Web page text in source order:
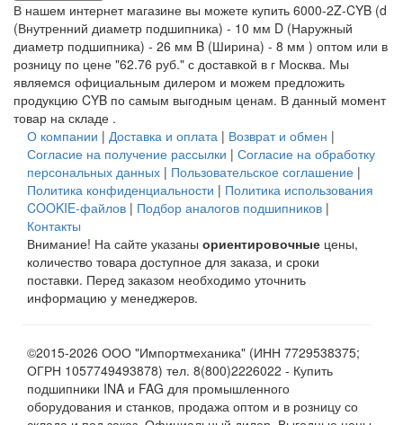
В нашем интернет магазине вы можете купить 6000-2Z-CYB (d
(Внутренний диаметр подшипника) - 10 мм D (Наружный
диаметр подшипника) - 26 мм B (Ширина) - 8 мм ) оптом или в
розницу по цене "62.76 руб." с доставкой в г Москва. Мы
являемся официальным дилером и можем предложить
продукцию CYB по самым выгодным ценам. В данный момент
товар на складе .
О компании | Доставка и оплата | Возврат и обмен |
Согласие на получение рассылки | Согласие на обработку
персональных данных | Пользовательское соглашение |
Политика конфиденциальности | Политика использования
COOKIE-файлов | Подбор аналогов подшипников |
Контакты
Внимание! На сайте указаны ориентировочные цены,
количество товара доступное для заказа, и сроки
поставки. Перед заказом необходимо уточнить
информацию у менеджеров.
©2015-2026 ООО "Импортмеханика" (ИНН 7729538375;
ОГРН 1057749493878) тел. 8(800)2226022 - Купить
подшипники INA и FAG для промышленного
оборудования и станков, продажа оптом и в розницу со